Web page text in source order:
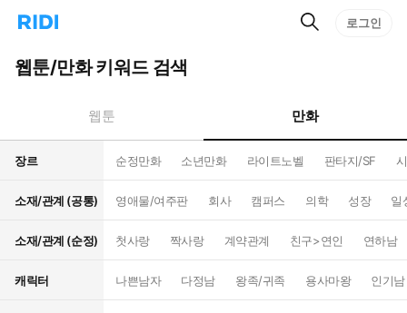
리
홈
으
턴
트
검
로그인
웹툰/만화 키워드 검색
웹툰 만화
장르 순정만화 소년만화 라이트노벨 판타지/SF
소재/관계 (공통) 영애물/여주판 회사 캠퍼스 의학 성장 일
소재/관계 (순정) 첫사랑 짝사랑 계약관계 친구>연인 연하남
캐릭터 나쁜남자 다정남 왕족/귀족 용사마왕 인기남